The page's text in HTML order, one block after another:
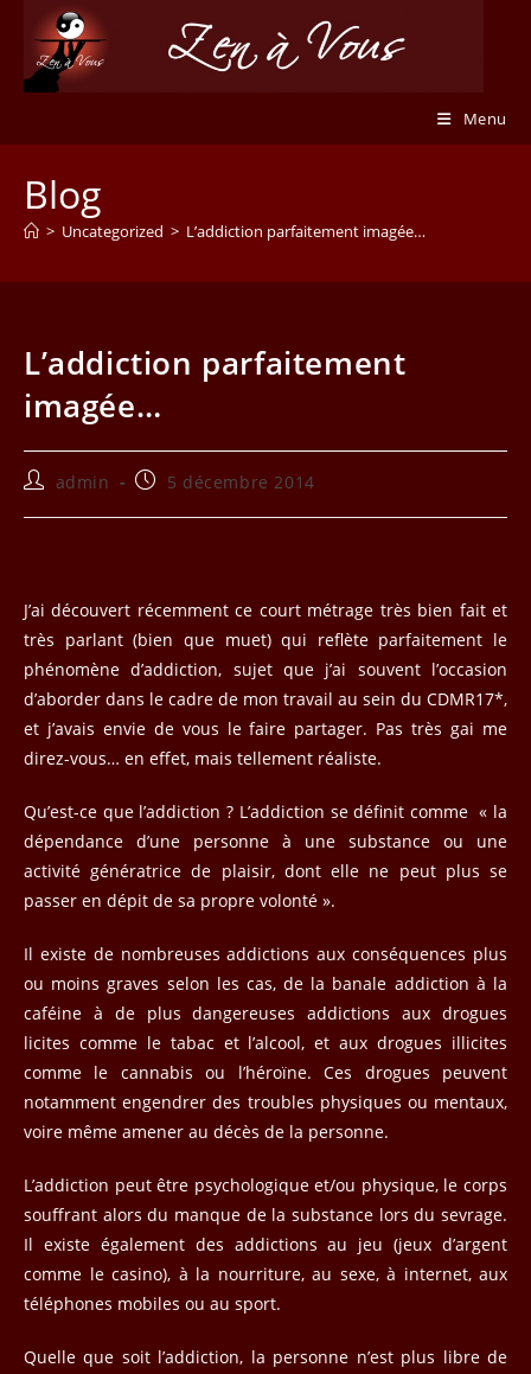
content
Menu
Blog
> Uncategorized > L’addiction parfaitement imagée…
L’addiction parfaitement
imagée…
Auteur/autrice
la
admin
Publication
5 décembre 2014
J’ai découvert récemment ce court métrage très bien fait et
très parlant (bien que muet) qui reflète parfaitement le
phénomène d’addiction, sujet que j’ai souvent l’occasion
d’aborder dans le cadre de mon travail au sein du CDMR17*,
et j’avais envie de vous le faire partager. Pas très gai me
direz-vous… en effet, mais tellement réaliste.
Qu’est-ce que l’addiction ? L’addiction se définit comme « la
dépendance d’une personne à une substance ou une
activité génératrice de plaisir, dont elle ne peut plus se
passer en dépit de sa propre volonté ».
Il existe de nombreuses addictions aux conséquences plus
ou moins graves selon les cas, de la banale addiction à la
caféine à de plus dangereuses addictions aux drogues
licites comme le tabac et l’alcool, et aux drogues illicites
comme le cannabis ou l’héroïne. Ces drogues peuvent
notamment engendrer des troubles physiques ou mentaux,
voire même amener au décès de la personne.
L’addiction peut être psychologique et/ou physique, le corps
souffrant alors du manque de la substance lors du sevrage.
Il existe également des addictions au jeu (jeux d’argent
comme le casino), à la nourriture, au sexe, à internet, aux
téléphones mobiles ou au sport.
Quelle que soit l’addiction, la personne n’est plus libre de